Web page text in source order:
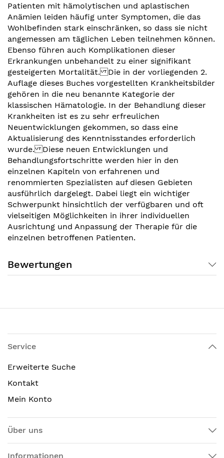
Patienten mit hämolytischen und aplastischen
Anämien leiden häufig unter Symptomen, die das
Wohlbefinden stark einschränken, so dass sie nicht
angemessen am täglichen Leben teilnehmen können.
Ebenso führen auch Komplikationen dieser
Erkrankungen unbehandelt zu einer signifikant
gesteigerten Mortalität. Die in der vorliegenden 2.
Auflage dieses Buches vorgestellten Krankheitsbilder
gehören in die neu benannte Kategorie der
klassischen Hämatologie. In der Behandlung dieser
Krankheiten ist es zu sehr erfreulichen
Neuentwicklungen gekommen, so dass eine
Aktualisierung des Kenntnisstandes erforderlich
wurde. Diese neuen Entwicklungen und
Behandlungsfortschritte werden hier in den
einzelnen Kapiteln von erfahrenen und
renommierten Spezialisten auf diesen Gebieten
ausführlich dargelegt. Dabei liegt ein wichtiger
Schwerpunkt hinsichtlich der verfügbaren und oft
vielseitigen Möglichkeiten in ihrer individuellen
Ausrichtung und Anpassung der Therapie für die
einzelnen betroffenen Patienten.
Bewertungen
Service
Erweiterte Suche
Kontakt
Mein Konto
Über uns
Informationen